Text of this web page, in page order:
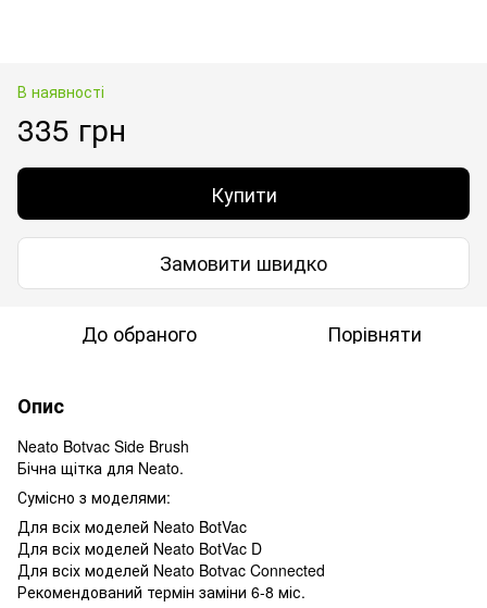
В наявності
335 грн
Купити
Замовити швидко
До обраного Порівняти
Опис
Neato Botvac Side Brush
Бічна щітка для Neato.
Сумісно з моделями:
Для всіх моделей Neato BotVac
Для всіх моделей Neato BotVac D
Для всіх моделей Neato Botvac Connected
Рекомендований термін заміни 6-8 міс.